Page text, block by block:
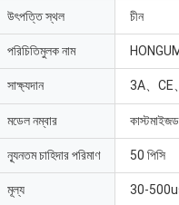
উৎপত্তি স্থল চীন
পরিচিতিমুলক নাম
সাক্ষ্যদান 3A、CE
মডেল নম্বার কাস্টমাইজড
ন্যূনতম চাহিদার পরিমাণ 50 পিসি
মূল্য 30-